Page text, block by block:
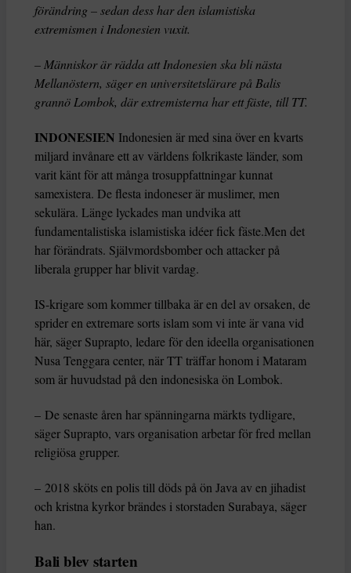
förändring – sedan dess har den islamistiska
extremismen i Indonesien vuxit.
– Människor är rädda att Indonesien ska bli nästa
Mellanöstern, säger en universitetslärare på Balis
grannö Lombok, där extremisterna har ett fäste, till TT.
INDONESIEN Indonesien är med sina över en kvarts
miljard invånare ett av världens folkrikaste länder, som
varit känt för att många trosuppfattningar kunnat
samexistera. De flesta indoneser är muslimer, men
sekulära. Länge lyckades man undvika att
fundamentalistiska islamistiska idéer fick fäste.Men det
har förändrats. Självmordsbomber och attacker på
liberala grupper har blivit vardag.
IS-krigare som kommer tillbaka är en del av orsaken, de
sprider en extremare sorts islam som vi inte är vana vid
här, säger Suprapto, ledare för den ideella organisationen
Nusa Tenggara center, när TT träffar honom i Mataram
som är huvudstad på den indonesiska ön Lombok.
– De senaste åren har spänningarna märkts tydligare,
säger Suprapto, vars organisation arbetar för fred mellan
religiösa grupper.
– 2018 sköts en polis till döds på ön Java av en jihadist
och kristna kyrkor brändes i storstaden Surabaya, säger
han.
Bali blev starten